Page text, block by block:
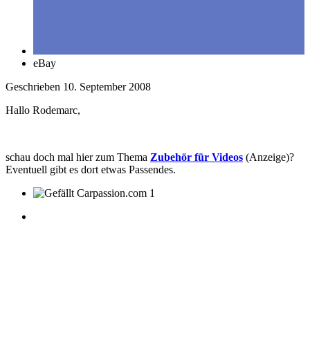
eBay
Geschrieben 10. September 2008
Hallo Rodemarc,
schau doch mal hier zum Thema Zubehör für Videos (Anzeige)?
Eventuell gibt es dort etwas Passendes.
1